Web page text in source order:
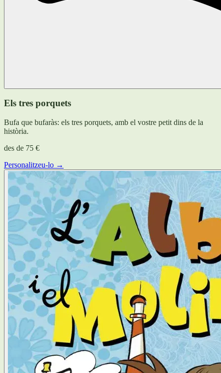
Els tres porquets
Bufa que bufaràs: els tres porquets, amb el vostre petit dins de la
història.
des de 75 €
Personalitzeu-lo →